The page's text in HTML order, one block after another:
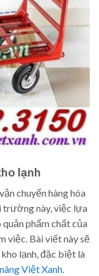
lạnh
chuyển hàng hóa
trường này, việc lựa
phẩm chất của
việc. Bài viết này sẽ
lạnh, đặc biệt là
Việt Xanh.